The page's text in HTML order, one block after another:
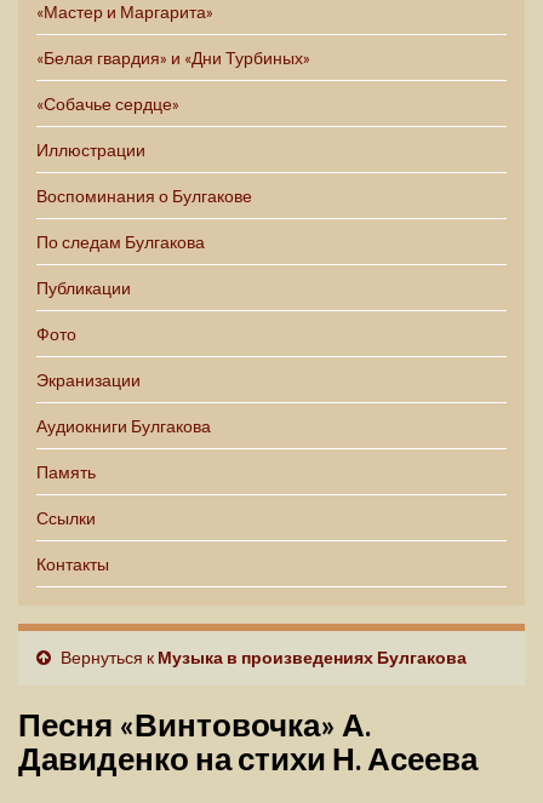
«Мастер и Маргарита»
«Белая гвардия» и «Дни Турбиных»
«Собачье сердце»
Иллюстрации
Воспоминания о Булгакове
По следам Булгакова
Публикации
Фото
Экранизации
Аудиокниги Булгакова
Память
Ссылки
Контакты
Вернуться к Музыка в произведениях Булгакова
Песня «Винтовочка» А.
Давиденко на стихи Н. Асеева